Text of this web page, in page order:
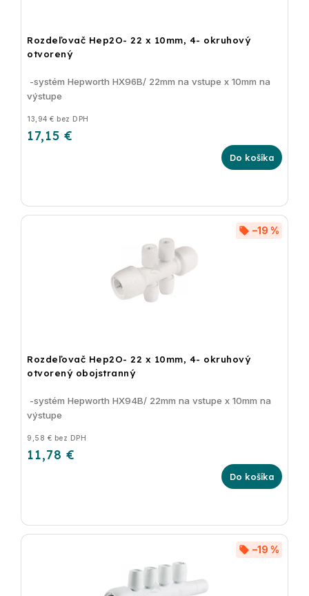
Rozdeľovač Hep2O- 22 x 10mm, 4- okruhový
otvorený
13,94 € bez DPH
17,15 €
Do košíka
-systém Hepworth HX96B/ 22mm na vstupe x 10mm na
výstupe
Rozdeľovač Hep2O- 22 x 10mm, 4- okruhový
otvorený obojstranný
–19 %
9,58 € bez DPH
11,78 €
Do košíka
-systém Hepworth HX94B/ 22mm na vstupe x 10mm na
výstupe
–19 %